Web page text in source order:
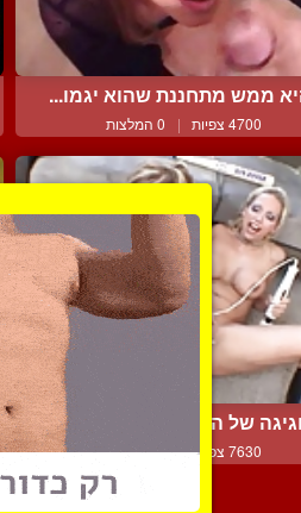
ממש מתחננת שהוא יגמו...
4700 צפיות | 0 המלצות
של השפרצה נשית רטו...
7630 צפיות | 1 המלצות
צור קשר